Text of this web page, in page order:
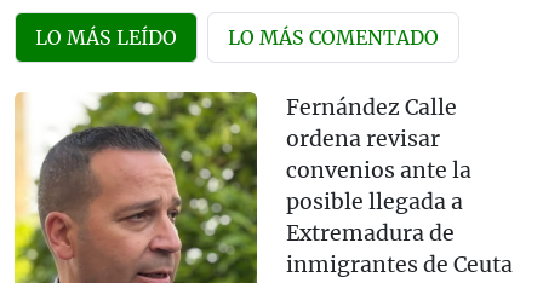
LO MÁS LEÍDO LO MÁS COMENTADO
Fernández Calle
ordena revisar
convenios ante la
posible llegada a
Extremadura de
inmigrantes de Ceuta